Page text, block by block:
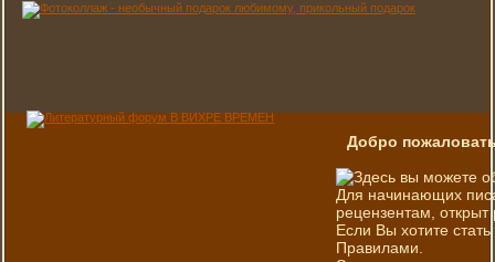
Добро
Здесь вы можете
Для начинающих
рецензентам, открыт
Если Вы хотите
Правилами.